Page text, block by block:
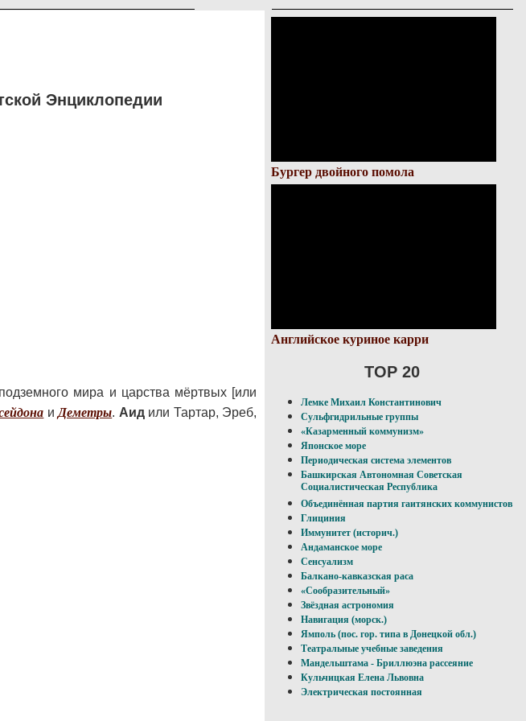
Энциклопедии
мира и царства мёртвых [или
и Деметры. Аидили Тартар, Эреб,
Бургер двойного помола
Английское куриное карри
TOP 20
Лемке Михаил Константинович
Сульфгидрильные группы
«Казарменный коммунизм»
Японское море
Периодическая система элементов
Башкирская Автономная Советская
Социалистическая Республика
Объединённая партия гаитянских коммунистов
Глициния
Иммунитет (историч.)
Андаманское море
Сенсуализм
Балкано-кавказская раса
«Сообразительный»
Звёздная астрономия
Навигация (морск.)
Ямполь (пос. гор. типа в Донецкой обл.)
Театральные учебные заведения
Мандельштама - Бриллюэна рассеяние
Кульчицкая Елена Львовна
Электрическая постоянная